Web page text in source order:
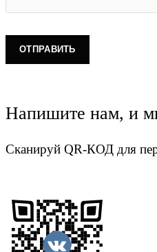
Напишите нам, и
Сканируй QR-КОД для